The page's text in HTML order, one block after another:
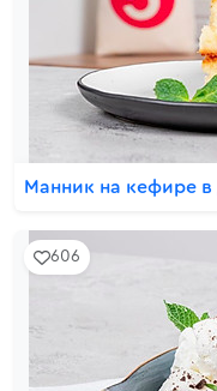
Манник на кефире в
606